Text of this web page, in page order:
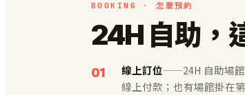
BOOKING · 怎麼預約
24H 自助，
線上訂位——24H 自助場館
線上付款；也有場館掛在